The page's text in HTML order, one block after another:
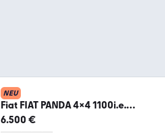
NEU
Fiat FIAT PANDA 4x4 1100i.e.
TREKKING
6.500 €